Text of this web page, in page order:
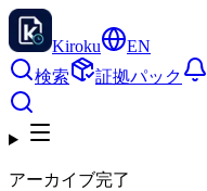
Kiroku
EN
検索
証拠パック
アーカイブ完了